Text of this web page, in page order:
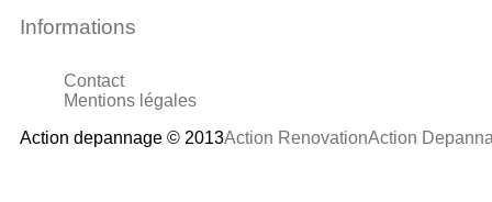
Informations
Contact
Mentions légales
Action depannage © 2013
Action
Action Renovation